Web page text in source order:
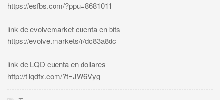
https://esfbs.com/?ppu=8681011
link de evolvemarket cuenta en bits
https://evolve.markets/r/dc83a8dc
link de LQD cuenta en dollares
http://t.lqdfx.com/?t=JW6Vyg